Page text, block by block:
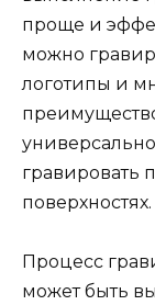
проще и
можно
логотипы и
гравировать
поверхностях.
Процесс
может быть